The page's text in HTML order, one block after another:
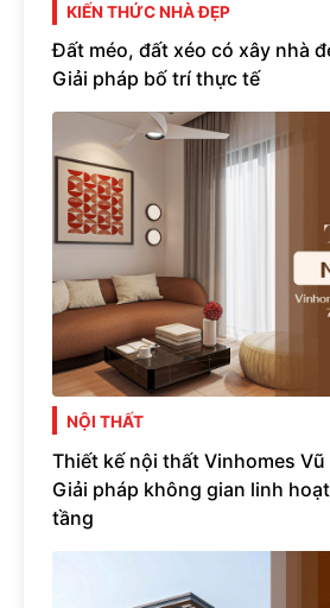
KIẾN THỨC NHÀ ĐẸP
Đất méo, đất xéo có xây nhà
Giải pháp bố trí thực tế
NỘI THẤT
Thiết kế nội thất Vinhomes Vũ
Giải pháp không gian linh
tầng